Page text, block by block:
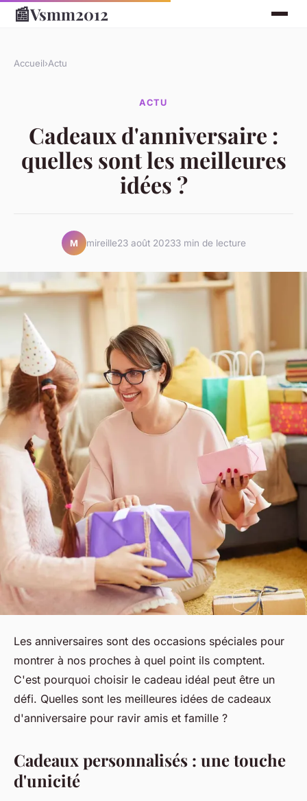
📰Vsmm2012
Accueil›Actu
ACTU
Cadeaux d'anniversaire :
quelles sont les meilleures
idées ?
M mireille23 août 20233 min de lecture
Les anniversaires sont des occasions spéciales pour
montrer à nos proches à quel point ils comptent.
C'est pourquoi choisir le cadeau idéal peut être un
défi. Quelles sont les meilleures idées de cadeaux
d'anniversaire pour ravir amis et famille ?
Cadeaux personnalisés : une touche
d'unicité